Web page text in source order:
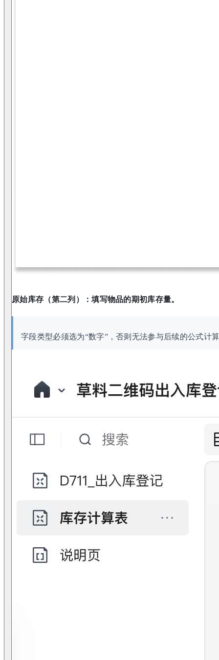
原始库存（第二列）：填写物品的期初库存量。
字段类型必须选为“数字”，否则无法参与后续的公式计